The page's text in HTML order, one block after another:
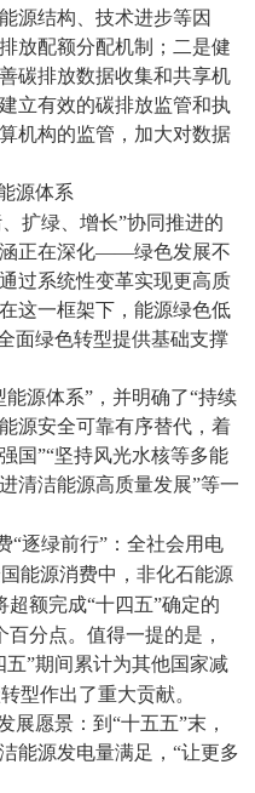
源结构、技术进步等因
放配额分配机制；二是健
碳排放数据收集和共享机
立有效的碳排放监管和执
机构的监管，加大对数据
源体系
扩绿、增长”协同推进的
正在深化——绿色发展不
过系统性变革实现更高质
这一框架下，能源绿色低
面绿色转型提供基础支撑
能源体系”，并明确了“持续
源安全可靠有序替代，着
国”“坚持风光水核等多能
清洁能源高质量发展”等一
“逐绿前行”：全社会用电
能源消费中，非化石能源
超额完成“十四五”确定的
百分点。值得一提的是，
”期间累计为其他国家减
型作出了重大贡献。
展愿景：到“十五五”末，
能源发电量满足，“让更多